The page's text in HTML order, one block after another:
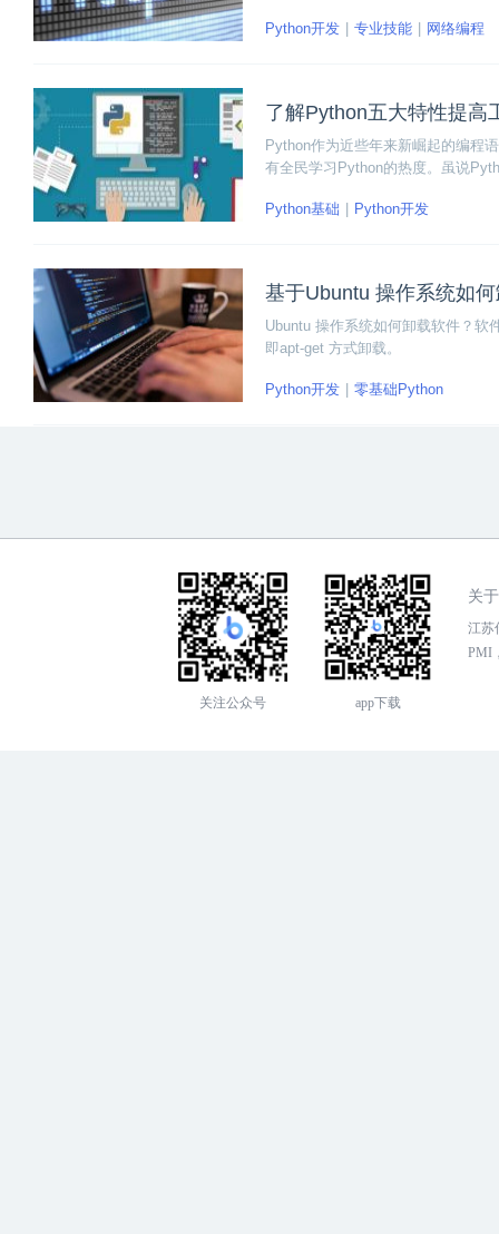
包括防窃听、篡改、劫持。
Python开发 专业技能 网络编程
了解Python五大特性提高
Python作为近些年来新崛起的编程
有全民学习Python的热度。虽说
是列表操作、压缩和枚举、列表推
Python基础 Python开发
基于Ubuntu 操作系统如
Ubuntu 操作系统如何卸载软件？软
即apt-get 方式卸载。
Python开发 零基础Python
关注公众号 app下载
关
江苏
PMI